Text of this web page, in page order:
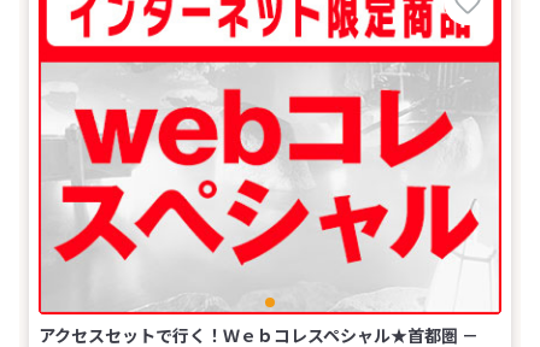
アクセスセットで行く！Ｗｅｂコレスペシャル★首都圏 －